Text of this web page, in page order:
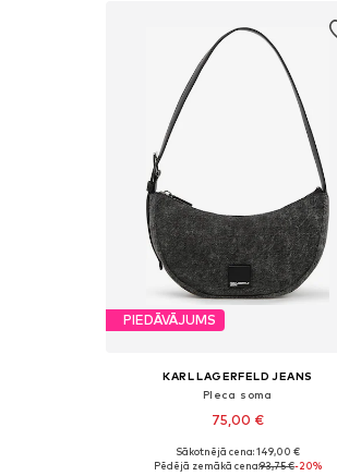
PIEDĀVĀJUMS
KARL LAGERFELD JEANS
Pleca soma
75,00 €
Pieejamie izmēri: One Size
Sākotnējā cena: 149,00 €
Pēdējā zemākā cena:93,75 €-20%